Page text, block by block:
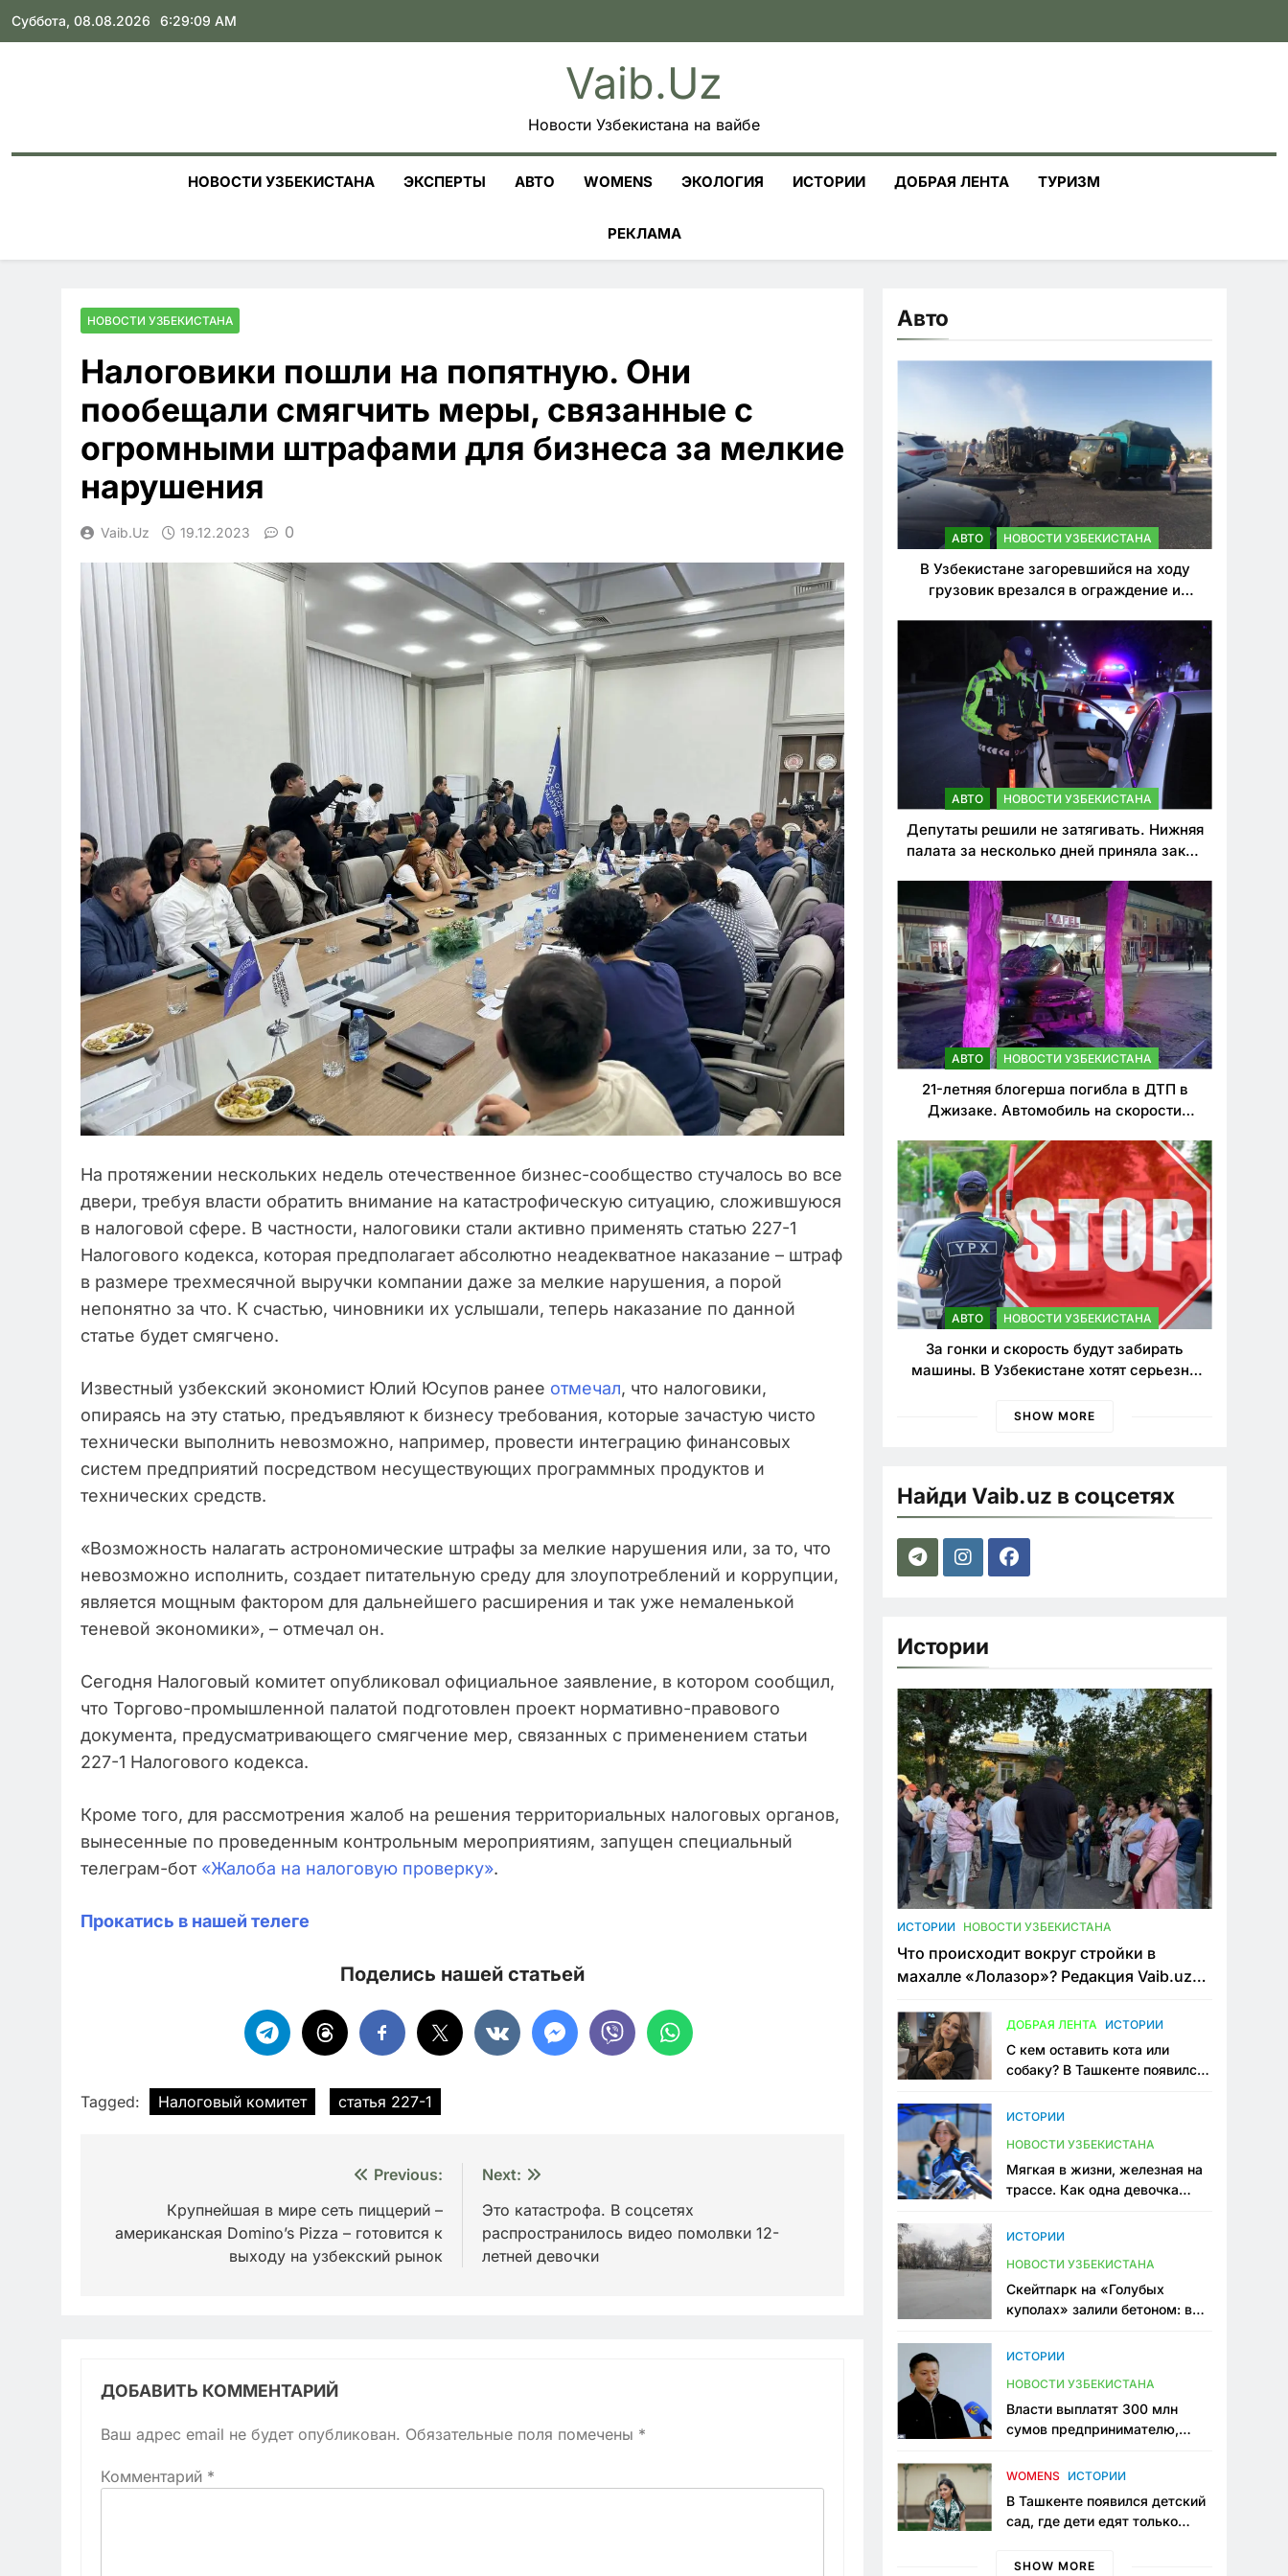
Skip
Суббота, 08.08.2026 6:29:10 AM
Vaib.uz
Новости Узбекистана на вайбе
НОВОСТИ УЗБЕКИСТАНА ЭКСПЕРТЫ АВТО WOMENS ЭКОЛОГИЯ ИСТОРИИ ДОБРАЯ ЛЕНТА ТУРИЗМ
РЕКЛАМА
НОВОСТИ УЗБЕКИСТАНА
Налоговики пошли на попятную. Они
пообещали смягчить меры, связанные с
огромными штрафами для бизнеса за мелкие
нарушения
Vaib.uz 19.12.2023 0
На протяжении нескольких недель отечественное бизнес-сообщество стучалось во все
двери, требуя власти обратить внимание на катастрофическую ситуацию, сложившуюся
в налоговой сфере. В частности, налоговики стали активно применять статью 227-1
Налогового кодекса, которая предполагает абсолютно неадекватное наказание – штраф
в размере трехмесячной выручки компании даже за мелкие нарушения, а порой
непонятно за что. К счастью, чиновники их услышали, теперь наказание по данной
статье будет смягчено.
Известный узбекский экономист Юлий Юсупов ранее отмечал, что налоговики,
опираясь на эту статью, предъявляют к бизнесу требования, которые зачастую чисто
технически выполнить невозможно, например, провести интеграцию финансовых
систем предприятий посредством несуществующих программных продуктов и
технических средств.
«Возможность налагать астрономические штрафы за мелкие нарушения или, за то, что
невозможно исполнить, создает питательную среду для злоупотреблений и коррупции,
является мощным фактором для дальнейшего расширения и так уже немаленькой
теневой экономики», – отмечал он.
Сегодня Налоговый комитет опубликовал официальное заявление, в котором сообщил,
что Торгово-промышленной палатой подготовлен проект нормативно-правового
документа, предусматривающего смягчение мер, связанных с применением статьи
227-1 Налогового кодекса.
Кроме того, для рассмотрения жалоб на решения территориальных налоговых органов,
вынесенные по проведенным контрольным мероприятиям, запущен специальный
телеграм-бот «Жалоба на налоговую проверку».
Прокатись в нашей телеге
Поделись нашей статьей
Tagged: Налоговый комитет статья 227-1
записям
Previous:
Крупнейшая в мире сеть пиццерий –
американская Domino’s Pizza – готовится к
выходу на узбекский рынок
Next:
Это катастрофа. В соцсетях
распространилось видео помолвки 12-
летней девочки
ДОБАВИТЬ КОММЕНТАРИЙ
Ваш адрес email не будет опубликован. Обязательные поля помечены *
Комментарий *
Авто
АВТО НОВОСТИ УЗБЕКИСТАНА
В Узбекистане загоревшийся на ходу
грузовик врезался в ограждение и
АВТО НОВОСТИ УЗБЕКИСТАНА
Депутаты решили не затягивать. Нижняя
палата за несколько дней приняла закон
нарушителей ПДД
АВТО НОВОСТИ УЗБЕКИСТАНА
21-летняя блогерша погибла в ДТП в
Джизаке. Автомобиль на скорости
АВТО НОВОСТИ УЗБЕКИСТАНА
За гонки и скорость будут забирать
машины. В Узбекистане хотят серьезно
SHOW MORE
Найди Vaib.uz в соцсетях
Истории
ИСТОРИИ НОВОСТИ УЗБЕКИСТАНА
Что происходит вокруг стройки в
махалле «Лолазор»? Редакция Vaib.uz
конфликта
ДОБРАЯ ЛЕНТА ИСТОРИИ
С кем оставить кота или
собаку? В Ташкенте появился
ИСТОРИИ
НОВОСТИ УЗБЕКИСТАНА
Мягкая в жизни, железная на
трассе. Как одна девочка
Узбекистане
ИСТОРИИ
НОВОСТИ УЗБЕКИСТАНА
Скейтпарк на «Голубых
куполах» залили бетоном: в
одно общественное
ИСТОРИИ
НОВОСТИ УЗБЕКИСТАНА
Власти выплатят 300 млн
сумов предпринимателю,
тюрьме по незаконному
WOMENS ИСТОРИИ
В Ташкенте появился детский
сад, где дети едят только
мама, которая устала просить
SHOW MORE